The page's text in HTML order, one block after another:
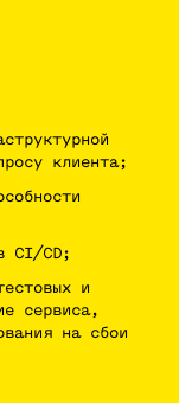
клиента;
CI/CD;
и
сервиса,
на сбои